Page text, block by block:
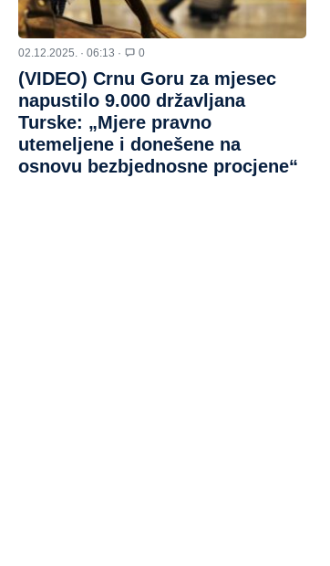
02.12.2025. · 06:13 · 0
(VIDEO) Crnu Goru za mjesec
napustilo 9.000 državljana
Turske: „Mjere pravno
utemeljene i donešene na
osnovu bezbjednosne procjene“